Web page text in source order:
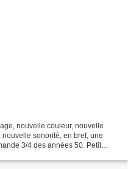
nouvelle couleur, nouvelle
sonorité, en bref, une
3/4 des années 50. Petit